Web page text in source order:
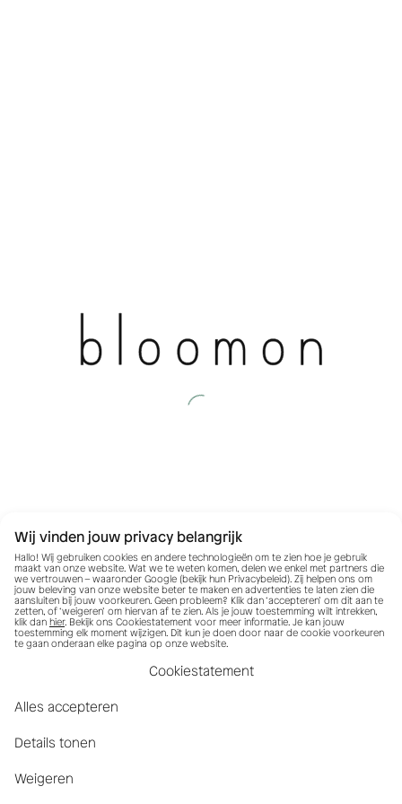
Wij vinden jouw privacy belangrijk
Hallo! Wij gebruiken cookies en andere technologieën om te zien hoe je gebruik
maakt van onze website. Wat we te weten komen, delen we enkel met partners die
we vertrouwen – waaronder Google (bekijk hun Privacybeleid). Zij helpen ons om
jouw beleving van onze website beter te maken en advertenties te laten zien die
aansluiten bij jouw voorkeuren. Geen probleem? Klik dan ‘accepteren’ om dit aan te
zetten, of ‘weigeren’ om hiervan af te zien. Als je jouw toestemming wilt intrekken,
klik dan hier. Bekijk ons Cookiestatement voor meer informatie. Je kan jouw
toestemming elk moment wijzigen. Dit kun je doen door naar de cookie voorkeuren
te gaan onderaan elke pagina op onze website.
Cookiestatement
Alles accepteren
Details tonen
Weigeren